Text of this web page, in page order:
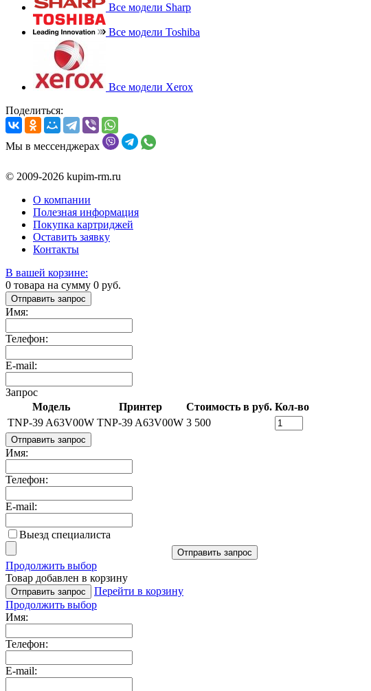
Все модели Sharp
Все модели Toshiba
Все модели Xerox
Поделиться:
Мы в мессенджерах
© 2009-2026 kupim-rm.ru
О компании
Полезная информация
Покупка картриджей
Оставить заявку
Контакты
В вашей корзине:
0 товара на сумму 0 руб.
Отправить запрос
Имя:
Телефон:
E-mail:
Запрос
Модель
Принтер Стоимость в руб. Кол-во
TNP-39 A63V00W TNP-39 A63V00W 3 500
Отправить запрос
Имя:
Телефон:
E-mail:
Выезд специалиста
Отправить запрос
Продолжить выбор
Товар добавлен в корзину
Отправить запрос
Перейти в корзину
Продолжить выбор
Имя:
Телефон:
E-mail: